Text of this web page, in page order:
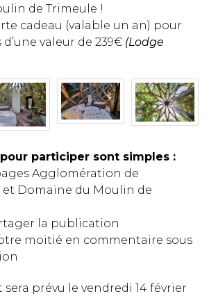
de Trimeule !
cadeau (valable un an) pour
valeur de 239€ (Lodge
participer sont simples :
Agglomération de
Domaine du Moulin de
la publication
moitié en commentaire sous
sera prévu le vendredi 14 février